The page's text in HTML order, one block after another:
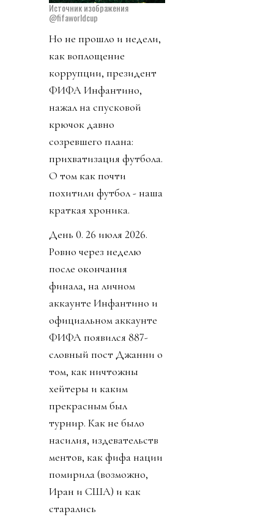
Источник изображения
@fifaworldcup
Но не прошло и недели,
как воплощение
коррупции, президент
ФИФА Инфантино,
нажал на спусковой
крючок давно
созревшего плана:
прихватизация футбола.
О том как почти
похитили футбол - наша
краткая хроника.
День 0. 26 июля 2026.
Ровно через неделю
после окончания
финала, на личном
аккаунте Инфантино и
официальном аккаунте
ФИФА появился 887-
словный пост Джанни о
том, как ничтожны
хейтеры и каким
прекрасным был
турнир. Как не было
насилия, издевательств
ментов, как фифа нации
помирила (возможно,
Иран и США) и как
старались